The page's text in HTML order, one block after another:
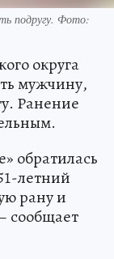
подругу. Фото:
округа
мужчину,
Ранение
обратилась
летний
рану и
сообщает